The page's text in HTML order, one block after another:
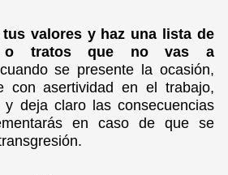
valores y haz una lista de
o tratos que no vas a
se presente la ocasión,
con asertividad en el trabajo,
deja claro las consecuencias
en caso de que se